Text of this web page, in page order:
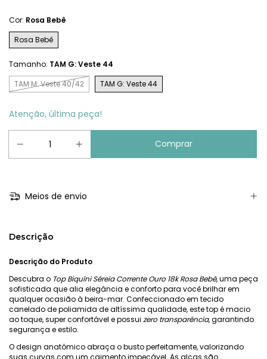
Cor: Rosa Bebê
Rosa Bebê
Tamanho: TAM G: Veste 44
TAM M: Veste 40/42
TAM G: Veste 44
Atenção, última peça!
Meios de envio
Descrição
Descrição do Produto
Descubra o Top Biquíni Séreia Corrente Ouro 18k Rosa Bebê, uma peça
sofisticada que alia elegância e conforto para você brilhar em
qualquer ocasião à beira-mar. Confeccionado em tecido
canelado de poliamida de altíssima qualidade, este top é macio
ao toque, super confortável e possui zero transparência, garantindo
segurança e estilo.
O design anatômico abraça o busto perfeitamente, valorizando